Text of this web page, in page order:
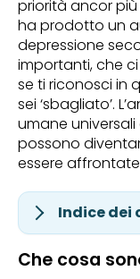
priorità ancor
ha prodotto un
depressione
importanti, che
se ti riconosci in
sei ‘sbagliato’.
umane
possono
essere
Indice dei
Che cosa